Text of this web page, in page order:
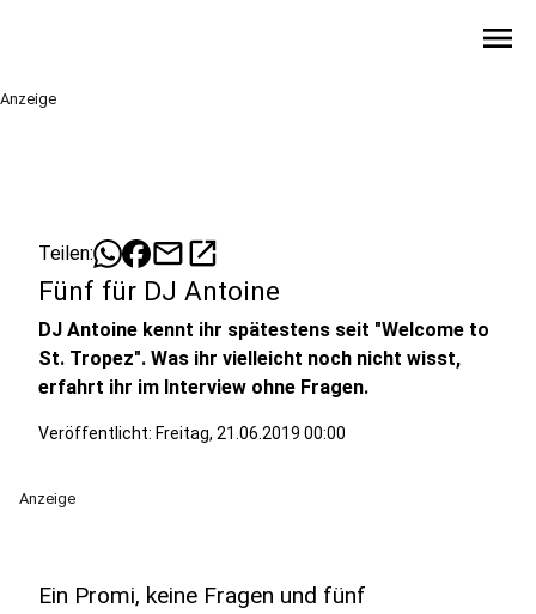
menu
Anzeige
Teilen: mailopen_in_new
Fünf für DJ Antoine
DJ Antoine kennt ihr spätestens seit "Welcome to
St. Tropez". Was ihr vielleicht noch nicht wisst,
erfahrt ihr im Interview ohne Fragen.
Veröffentlicht: Freitag, 21.06.2019 00:00
Anzeige
Ein Promi, keine Fragen und fünf